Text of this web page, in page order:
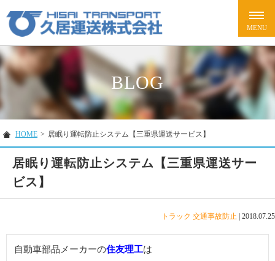
BLOG
HOME > 居眠り運転防止システム【三重県運送サービス】
居眠り運転防止システム【三重県運送サー
ビス】
トラック 交通事故防止 2018.07.25
自動車部品メーカーの住友理工は